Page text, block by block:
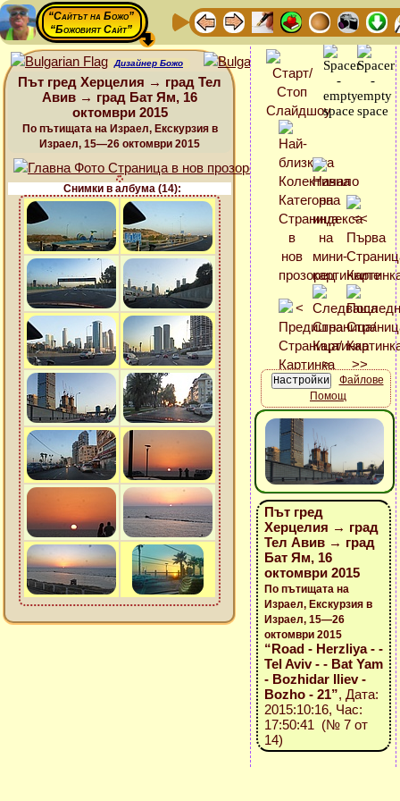
“Сайтът на Божо”
“Божовият Сайт”
Дизайнер Божо
Път гред Херцелия → град Тел
Авив → град Бат Ям, 16
октомври 2015
По пътищата на Израел, Екскурзия в
Израел, 15—26 октомври 2015
Снимки в албума (14):
Файлове
Помощ
Път гред
Херцелия → град
Тел Авив → град
Бат Ям, 16
октомври 2015
По пътищата на
Израел, Екскурзия в
Израел, 15—26
октомври 2015
“Road - Herzliya - -
Tel Aviv - - Bat Yam
- Bozhidar Iliev -
Bozho - 21”, Дата:
2015:10:16, Час:
17:50:41 (№ 7 от
14)